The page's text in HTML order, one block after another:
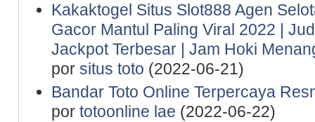
Kakaktogel Situs Slot888 Agen
Gacor Mantul Paling Viral 2022 |
Jackpot Terbesar | Jam Hoki
por situs toto (2022-06-21)
Bandar Toto Online Terpercaya
por totoonline lae (2022-06-22)